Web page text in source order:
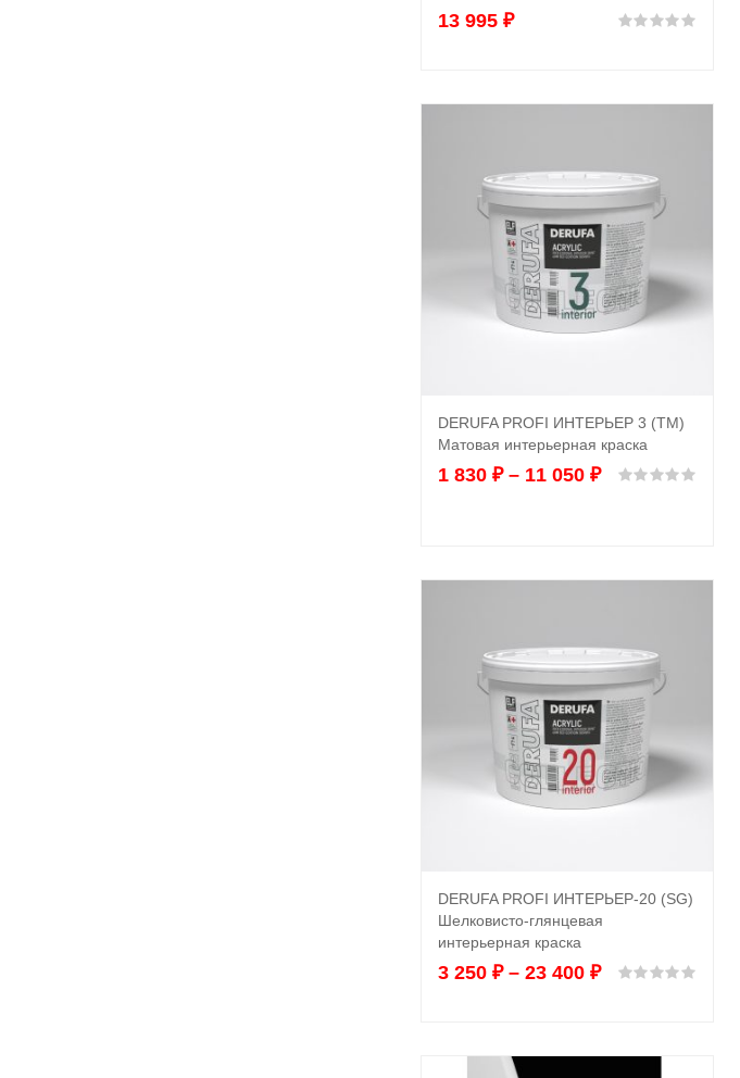
13 995 ₽
Выбрать ...
DERUFA PROFI ИНТЕРЬЕР 3 (TM)
Матовая интерьерная краска
1 830 ₽– 11 050 ₽
Выбрать ...
DERUFA PROFI ИНТЕРЬЕР-20 (SG)
Шелковисто-глянцевая
интерьерная краска
3 250 ₽– 23 400 ₽